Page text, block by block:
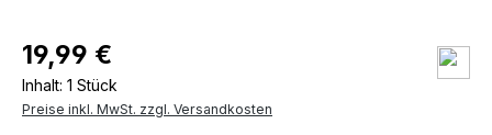
19,99 €
Inhalt: 1 Stück
Preise inkl. MwSt. zzgl. Versandkosten